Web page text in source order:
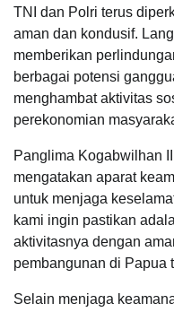
TNI dan Polri terus
aman dan kondusif.
memberikan
berbagai potensi
menghambat aktivitas
perekonomian
Panglima Kogabwilhan
mengatakan aparat
untuk menjaga
kami ingin pastikan
aktivitasnya dengan
pembangunan di Papua
Selain menjaga